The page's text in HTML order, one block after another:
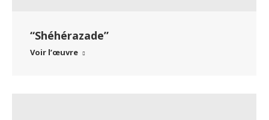
“Shéhérazade”
Voir l’œuvre